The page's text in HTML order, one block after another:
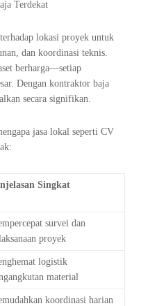
lokasi proyek untuk
dan koordinasi teknis.
berharga—setiap
Dengan kontraktor baja
secara signifikan.
jasa lokal seperti CV
Singkat
survei dan
proyek
logistik
material
koordinasi harian